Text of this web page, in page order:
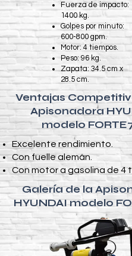
Fuerza de impacto:
1400 kg.
Golpes por minuto:
600-800 gpm.
Motor: 4 tiempos.
Peso: 96 kg.
Zapata: 34.5 cm x
28.5 cm.
Ventajas
Apisonadora
modelo
​Excelente rendimiento.
Con fuelle alemán.
Con motor a gasolina de 4
Galería de la
HYUNDAI modelo